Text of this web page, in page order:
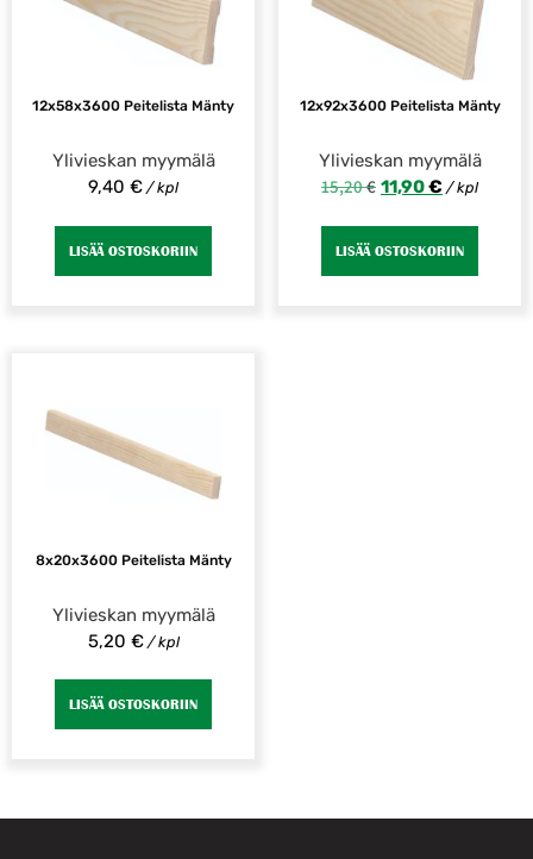
12x58x3600 Peitelista Mänty
Ylivieskan myymälä
9,40 € / kpl
LISÄÄ OSTOSKORIIN
12x92x3600 Peitelista Mänty
Ylivieskan myymälä
15,20€ 11,90€ / kpl
LISÄÄ OSTOSKORIIN
8x20x3600 Peitelista Mänty
Ylivieskan myymälä
5,20 €/ kpl
LISÄÄ OSTOSKORIIN